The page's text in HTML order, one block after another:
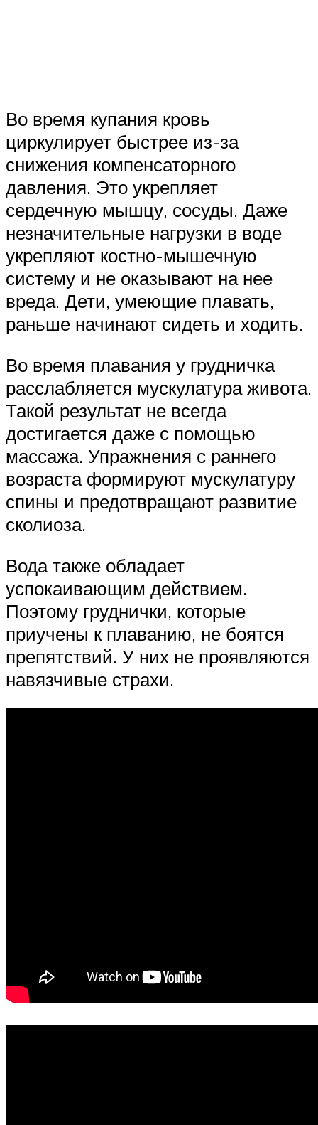
Во время купания кровь
циркулирует быстрее из-за
снижения компенсаторного
давления. Это укрепляет
сердечную мышцу, сосуды. Даже
незначительные нагрузки в воде
укрепляют костно-мышечную
систему и не оказывают на нее
вреда. Дети, умеющие плавать,
раньше начинают сидеть и ходить.
Во время плавания у грудничка
расслабляется мускулатура живота.
Такой результат не всегда
достигается даже с помощью
массажа. Упражнения с раннего
возраста формируют мускулатуру
спины и предотвращают развитие
сколиоза.
Вода также обладает
успокаивающим действием.
Поэтому груднички, которые
приучены к плаванию, не боятся
препятствий. У них не проявляются
навязчивые страхи.